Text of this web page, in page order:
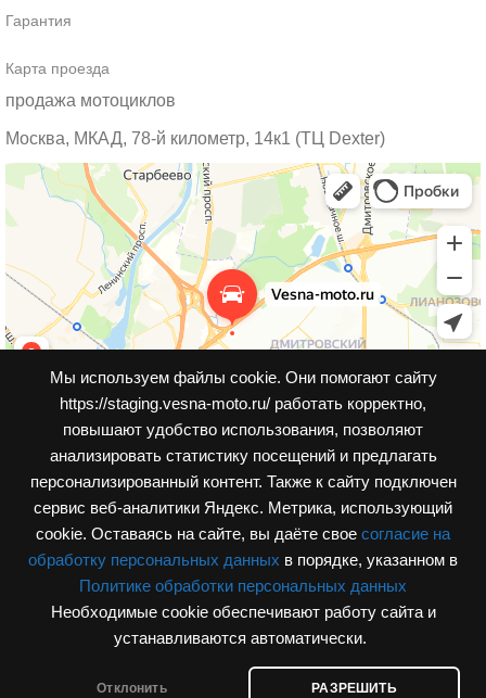
Мы используем файлы cookie. Они помогают сайту
https://staging.vesna-moto.ru/ работать корректно,
повышают удобство использования, позволяют
анализировать статистику посещений и предлагать
персонализированный контент. Также к cайту подключен
сервис веб-аналитики Яндекс. Метрика, использующий
cookie. Оставаясь на сайте, вы даёте свое согласие на
обработку персональных данных в порядке, указанном в
Политике обработки персональных данных
Необходимые cookie обеспечивают работу сайта и
устанавливаются автоматически.
Отклонить РАЗРЕШИТЬ
Гарантия
Карта проезда
продажа мотоциклов
Москва, МКАД, 78-й километр, 14к1 (ТЦ Dexter)
Разработка сайта